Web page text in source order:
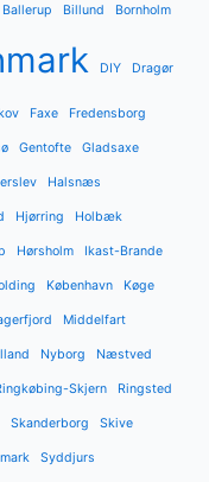
Ballerup Billund Bornholm
DIY Dragør
Faxe Fredensborg
Gentofte Gladsaxe
Halsnæs
Hjørring Holbæk
Hørsholm Ikast-Brande
København Køge
Middelfart
Nyborg Næstved
Skjern Ringsted
Skanderborg Skive
Syddjurs